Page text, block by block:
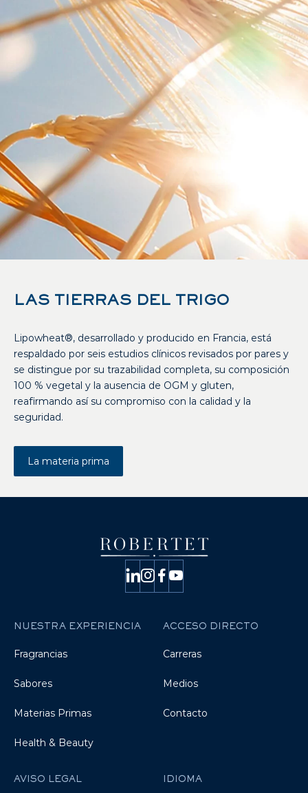
LAS TIERRAS DEL TRIGO
Lipowheat®, desarrollado y producido en Francia, está
respaldado por seis estudios clínicos revisados por pares y
se distingue por su trazabilidad completa, su composición
100 % vegetal y la ausencia de OGM y gluten,
reafirmando así su compromiso con la calidad y la
seguridad.
La materia prima
NUESTRA EXPERIENCIA
Fragrancias
Sabores
Materias Primas
Health & Beauty
ACCESO DIRECTO
Carreras
Medios
Contacto
AVISO LEGAL IDIOMA